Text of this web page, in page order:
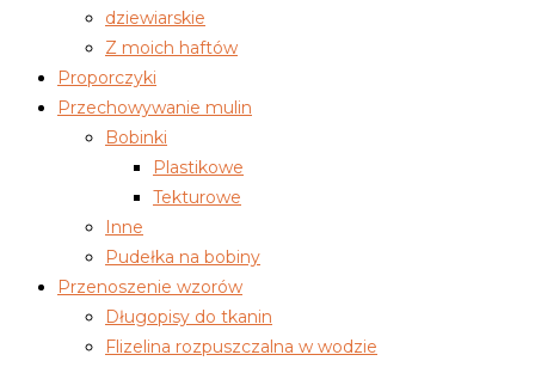
dziewiarskie
Z moich haftów
Proporczyki
Przechowywanie mulin
Bobinki
Plastikowe
Tekturowe
Inne
Pudełka na bobiny
Przenoszenie wzorów
Długopisy do tkanin
Flizelina rozpuszczalna w wodzie